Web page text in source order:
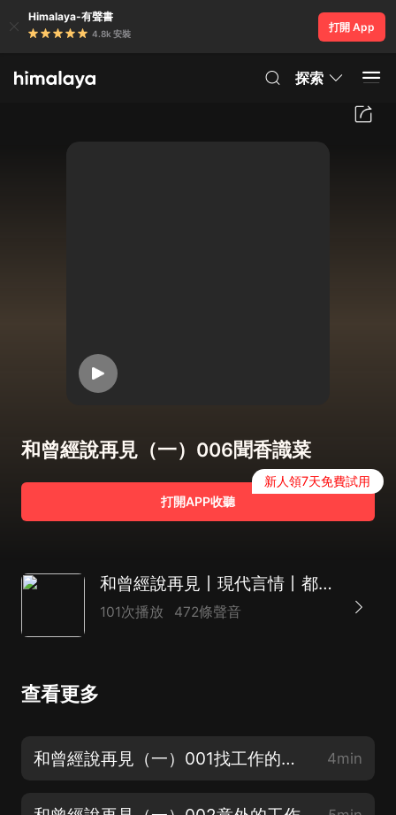
Himalaya-有聲書
4.8k 安裝
打開 App
探索
和曾經說再見（一）006聞香識菜
打開APP收聽
新人領7天免費試用
和曾經說再見丨現代言情丨都市言情丨雙潔丨失而復得的尋愛之旅丨虐戀
101次播放 472條聲音
查看更多
和曾經說再見（一）001找工作的失意人 4min